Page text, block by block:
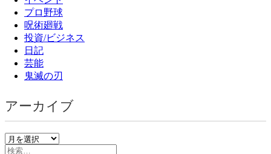
プロ野球
呪術廻戦
投資/ビジネス
日記
芸能
鬼滅の刃
アーカイブ
ア
ー
検